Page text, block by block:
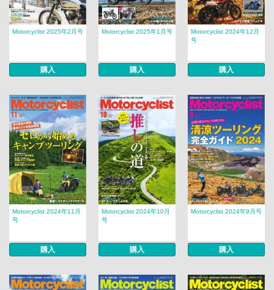
Motorcyclist 2025年2月号
購入
Motorcyclist 2025年1月号
購入
Motorcyclist 2024年12月
号
購入
Motorcyclist 2024年11月
号
購入
Motorcyclist 2024年10月
号
購入
Motorcyclist 2024年9月号
購入